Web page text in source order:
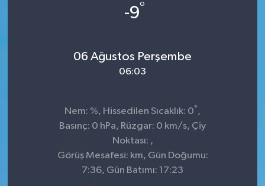
-9°
06 Ağustos Perşembe
06:03
Nem: %, Hissedilen Sıcaklık: 0° ,
Basınç: 0 hPa, Rüzgar: 0 km/s, Çiy
Noktası: ,
Görüş Mesafesi: km, Gün Doğumu:
7:36, Gün Batımı: 17:23
KÜLTÜR-SANAT